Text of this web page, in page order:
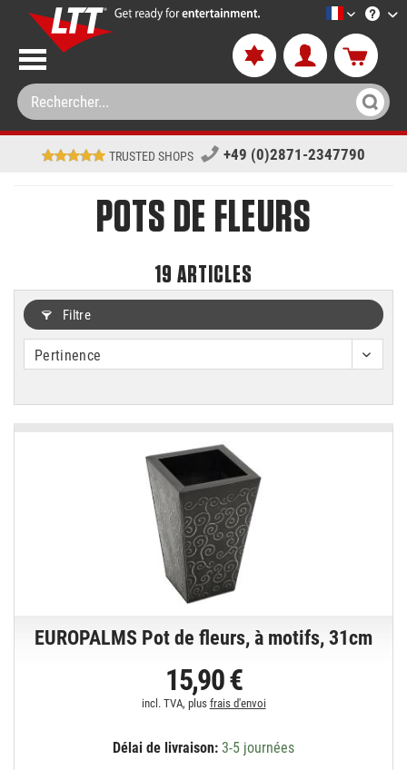
LTT-
TRUSTED SHOPS +49 (0)2871-2347790
POTS DE FLEURS
19 ARTICLES
Filtre
EUROPALMS Pot de fleurs, à motifs, 31cm
15,90 €
incl. TVA, plus frais d'envoi
Délai de livraison: 3-5 journées